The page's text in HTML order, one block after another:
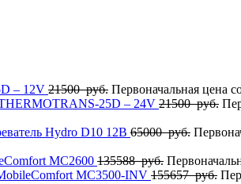
– 12V 21500руб. Первоначальная цена
25D – 24V 21500руб.
Hydro D10 12В 65000руб.
MC2600 135588руб.
MC3500-INV 155657руб.